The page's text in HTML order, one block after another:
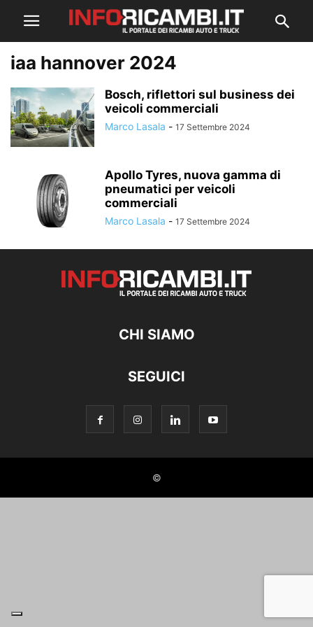
iaa hannover 2024
Bosch, riflettori sul business dei
veicoli commerciali
Marco Lasala - 17 Settembre 2024
Apollo Tyres, nuova gamma di
pneumatici per veicoli
commerciali
Marco Lasala - 17 Settembre 2024
CHI SIAMO
SEGUICI
©